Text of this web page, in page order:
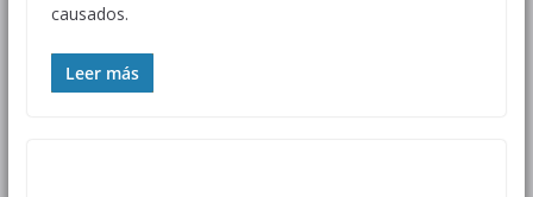
causados.
Leer más